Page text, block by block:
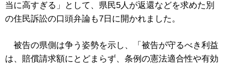
当に高すぎる」として、県民5人が返還などを求めた別
の住民訴訟の口頭弁論も7日に開かれました。
被告の県側は争う姿勢を示し、「被告が守るべき利益
は、賠償請求額にとどまらず、条例の憲法適合性や有効